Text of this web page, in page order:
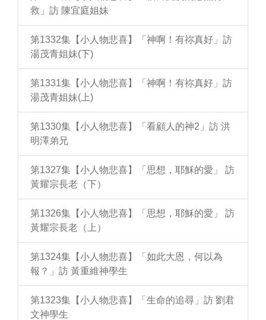
救」訪 陳宜庭姐妹
第1332集【小人物悲喜】「神啊！有祢真好」訪
湯茂青姐妹(下)
第1331集【小人物悲喜】「神啊！有祢真好」訪
湯茂青姐妹(上)
第1330集【小人物悲喜】「看顧人的神2」訪 洪
明澤弟兄
第1327集【小人物悲喜】「思想，耶穌的愛」 訪
黃耀宗長老（下）
第1326集【小人物悲喜】「思想，耶穌的愛」 訪
黃耀宗長老（上）
第1324集【小人物悲喜】「如此大恩，何以為
報？」訪 黃重維神學生
第1323集【小人物悲喜】「生命的追尋」訪 劉君
文神學生